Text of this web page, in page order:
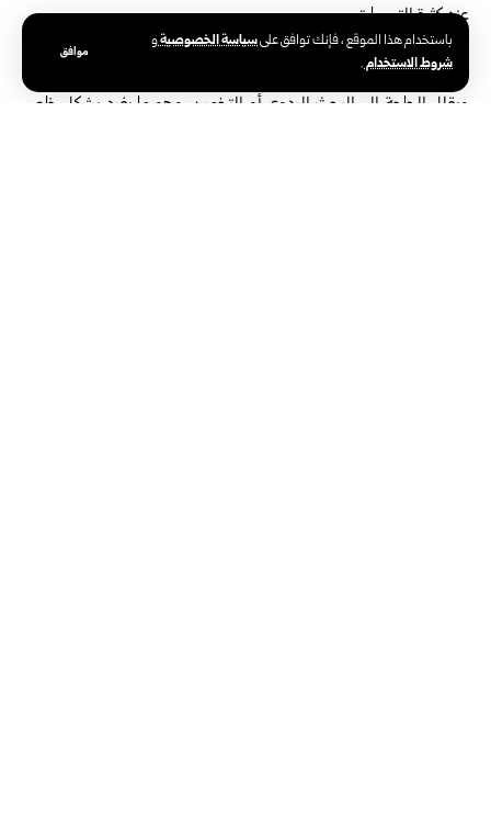
باستخدام هذا الموقع ، فإنك توافق علىسياسة الخصوصيةو
شروط الاستخدام.
موافق
عند كثرة التبويبات.
وتكمن أهمية هذه الميزة في أنها تسمح بعرض أسماء الصفحات بشكل
كامل، ما يسهل عملية التنقل بين عشرات التبويبات بسرعة وسلاسة،
ويقلل الحاجة إلى البحث اليدوي أو التخمين، وهو ما يفيد بشكل خاص